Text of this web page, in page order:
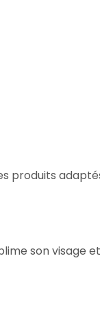
produits
son visage